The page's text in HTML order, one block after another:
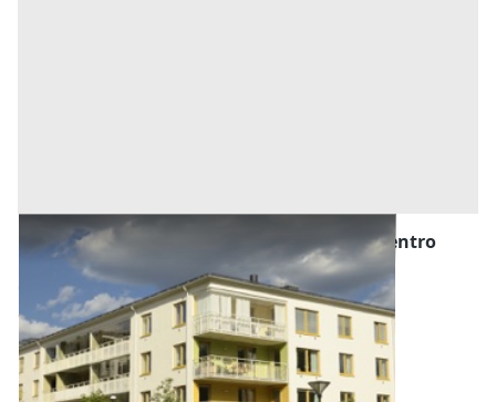
Asta Quota di edificio cielo terra in zona centro
storico
Bagheria (Palermo)
Offerta minima
2.152 € 2.869 €
Codice asta: AW5801246386
Asta chiusa